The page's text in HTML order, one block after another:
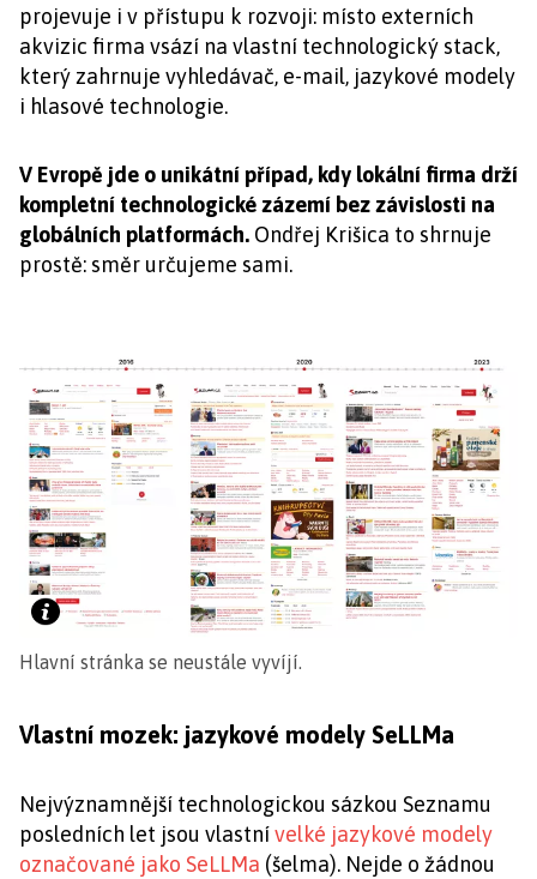
projevuje i v přístupu k rozvoji: místo externích
akvizic firma vsází na vlastní technologický stack,
který zahrnuje vyhledávač, e-mail, jazykové modely
i hlasové technologie.
V Evropě jde o unikátní případ, kdy lokální firma drží
kompletní technologické zázemí bez závislosti na
globálních platformách. Ondřej Krišica to shrnuje
prostě: směr určujeme sami.
Hlavní stránka se neustále vyvíjí.
Vlastní mozek: jazykové modely SeLLMa
Nejvýznamnější technologickou sázkou Seznamu
posledních let jsou vlastnívelké jazykové modely
označované jako SeLLMa (šelma). Nejde o žádnou